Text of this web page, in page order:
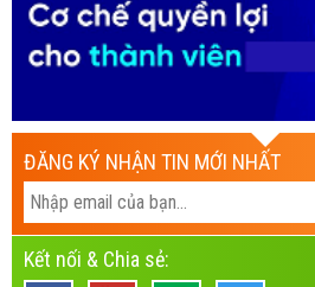
ĐĂNG KÝ NHẬN TIN MỚI NHẤT
Kết nối & Chia sẻ: